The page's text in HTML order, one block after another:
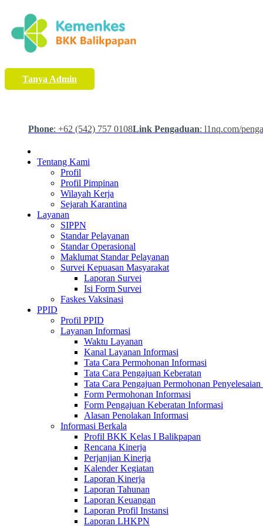
Tanya Admin
Phone: +62 (542) 757 0108Link Pengaduan: l1nq.com/
Tentang Kami
Profil
Profil Pimpinan
Wilayah Kerja
Sejarah Karantina
Layanan
SIPPN
Standar Pelayanan
Standar Operasional
Maklumat Standar Pelayanan
Survei Kepuasan Masyarakat
Laporan Survei
Isi Form Survei
Faskes Vaksinasi
PPID
Profil PPID
Layanan Informasi
Waktu Layanan
Kanal Layanan Informasi
Tata Cara Permohonan Informasi
Tata Cara Pengajuan Keberatan
Tata Cara Pengajuan Permohonan
Form Permohonan Informasi
Form Pengajuan Keberatan Informasi
Alasan Penolakan Informasi
Informasi Berkala
Profil BKK Kelas I Balikpapan
Rencana Kinerja
Perjanjian Kinerja
Kalender Kegiatan
Laporan Kinerja
Laporan Tahunan
Laporan Keuangan
Laporan Profil Instansi
Laporan LHKPN